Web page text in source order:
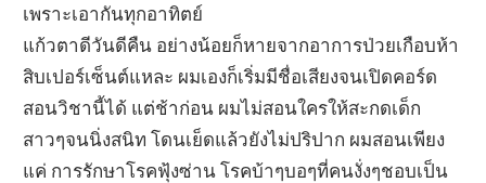
เพราะเอากันทุกอาทิตย์
แก้วตาดีวันดีคืน อย่างน้อยก็หายจากอาการป่วยเกือบห้า
สิบเปอร์เซ็นต์แหละ ผมเองก็เริ่มมีชื่อเสียงจนเปิดคอร์ด
สอนวิชานี้ได้ แต่ช้าก่อน ผมไม่สอนใครให้สะกดเด็ก
สาวๆจนนิ่งสนิท โดนเย็ดแล้วยังไม่ปริปาก ผมสอนเพียง
แค่ การรักษาโรคฟุ้งซ่าน โรคบ้าๆบอๆที่คนงั่งๆชอบเป็น